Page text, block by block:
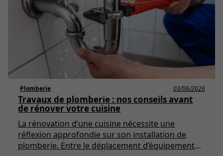
Plomberie 03/06/2026
Travaux de plomberie : nos conseils avant
de rénover votre cuisine
La rénovation d’une cuisine nécessite une
réflexion approfondie sur son installation de
plomberie. Entre le déplacement d’équipements,